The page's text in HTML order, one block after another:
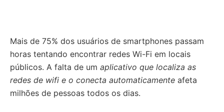
Mais de 75% dos usuários de smartphones passam
horas tentando encontrar redes Wi-Fi em locais
públicos. A falta de um aplicativo que localiza as
redes de wifi e o conecta automaticamente afeta
milhões de pessoas todos os dias.